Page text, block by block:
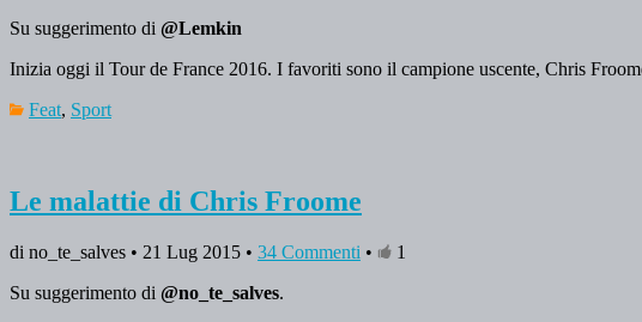
Su suggerimento di @Lemkin
Inizia oggi il Tour de France 2016. I favoriti sono il campione uscente, Chris
Feat, Sport
Le malattie di Chris Froome
di no_te_salves • 21 Lug 2015 • 34 Commenti •
1
Su suggerimento di @no_te_salves.